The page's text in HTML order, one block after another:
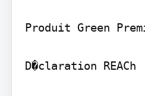
Produit Green
D�claration REACh